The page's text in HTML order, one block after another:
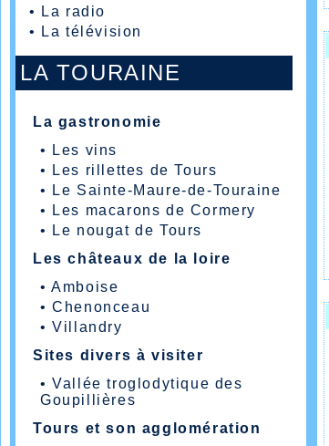
•
La radio
•
La télévision
LA TOURAINE
La gastronomie
•
Les vins
•
Les rillettes de Tours
•
Le Sainte-Maure-de-Touraine
•
Les macarons de Cormery
•
Le nougat de Tours
Les châteaux de la loire
•Amboise
•Chenonceau
•Villandry
Sites divers à visiter
•Vallée troglodytique des
Goupillières
Tours et son agglomération